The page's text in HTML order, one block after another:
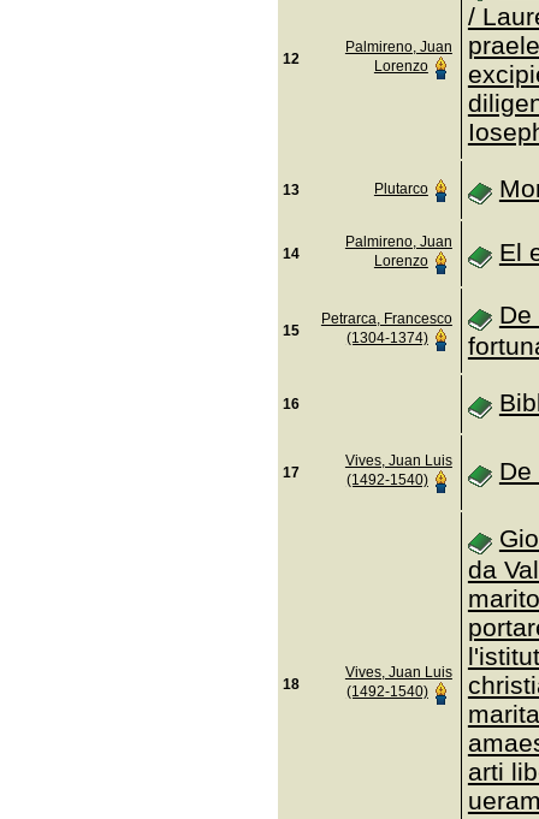
12
Palmireno, Juan
Lorenzo
/
13 Plutarco
14
Palmireno, Juan
Lorenzo
El
15
Petrarca, Francesco
(1304-1374)
De
16
17
Vives, Juan Luis
(1492-1540)
De
18
Vives, Juan Luis
(1492-1540)
da
arti